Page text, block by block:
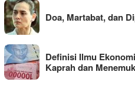
Doa, Martabat, dan
Definisi Ilmu
Kaprah dan